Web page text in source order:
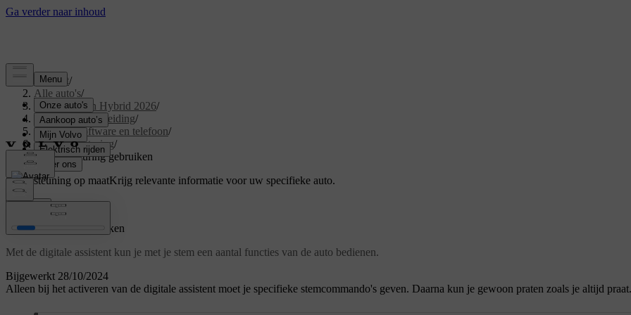
Support/
Alle auto's/
XC60 Plug-in Hybrid 2026/
Gebruikershandleiding/
Displays, software en telefoon/
Spraakbesturing/
Spraakbesturing gebruiken
Ondersteuning op maatKrijg relevante informatie voor uw specifieke auto.
Bijgewerkt 28/10/2024
Spraakbesturing gebruiken
Met de digitale assistent kun je met je stem een aantal functies van de auto bedienen.
Alleen bij het activeren van de digitale assistent moet je specifieke stemcommando's geven. Daarna kun je gewoon praten zoals je altijd praat.